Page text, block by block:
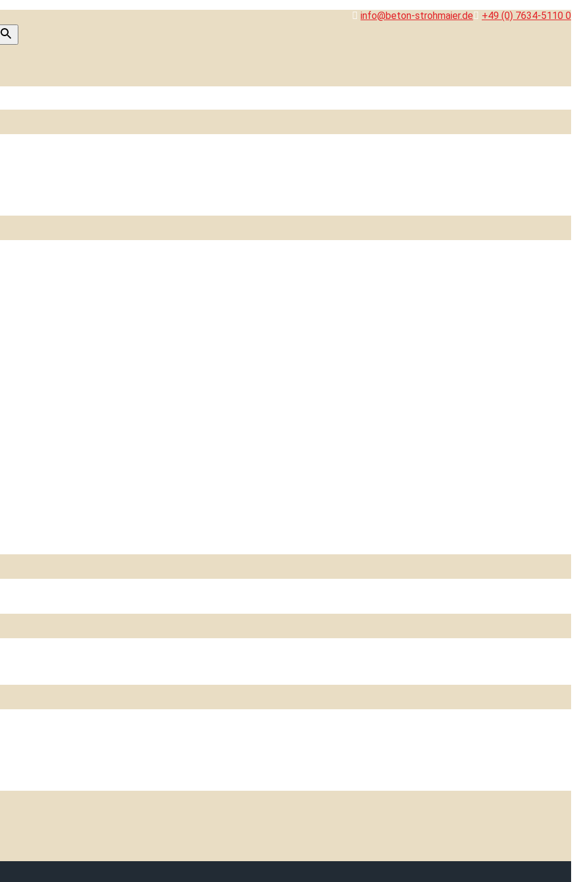
+49 (0) 7634-5110 0
info@beton-strohmaier.de